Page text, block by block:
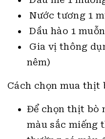
Hành tây 1 củ
Ngò rí 1 ít
Tỏi 3 tép
Bơ thực vật 2
Dầu mè 1
Nước tương 1
Gia vị thông
nêm)